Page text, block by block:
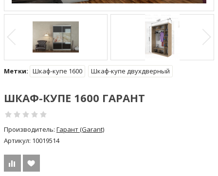
Метки: Шкаф-купе 1600 Шкаф-купе двухдверный
ШКАФ-КУПЕ 1600 ГАРАНТ
Производитель: Гарант (Garant)
Артикул: 10019514